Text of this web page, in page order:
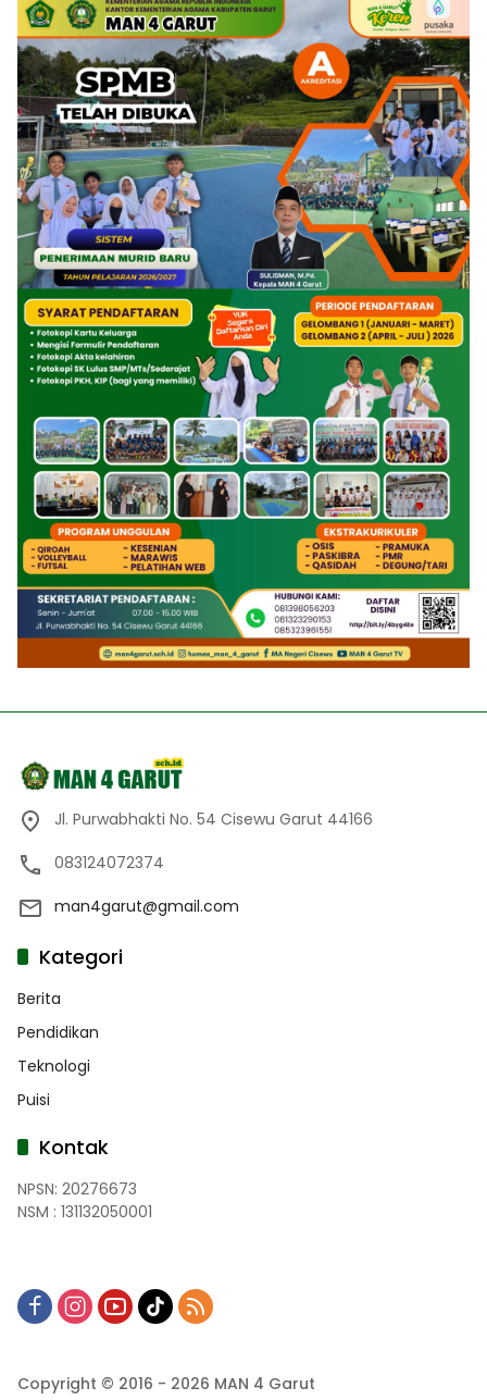
Jl. Purwabhakti No. 54 Cisewu Garut 44166
083124072374
man4garut@gmail.com
Kategori
Berita
Pendidikan
Teknologi
Puisi
Kontak
NPSN: 20276673
NSM : 131132050001
Copyright © 2016 - 2026 MAN 4 Garut